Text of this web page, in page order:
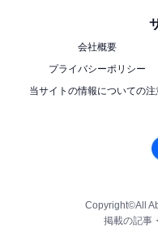
会社概要
プライバシーポリシー
当サイトの情報についての注
Copyright©All
掲載の記事